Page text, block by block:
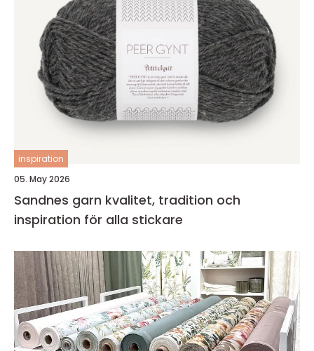
inspiration
05. May 2026
Sandnes garn kvalitet, tradition och
inspiration för alla stickare